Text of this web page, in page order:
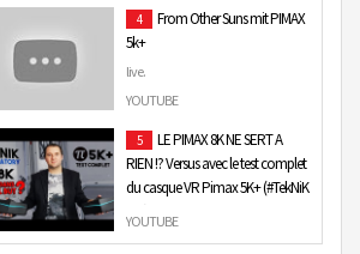
4
From Other Suns mit PIMAX
5k+
live.
YOUTUBE
5
LE PIMAX 8K NE SERT A
RIEN !? Versus avec le test complet
du casque VR Pimax 5K+ (#TekNiK
Salut les amis ! Pour ce nouveau test
YOUTUBE